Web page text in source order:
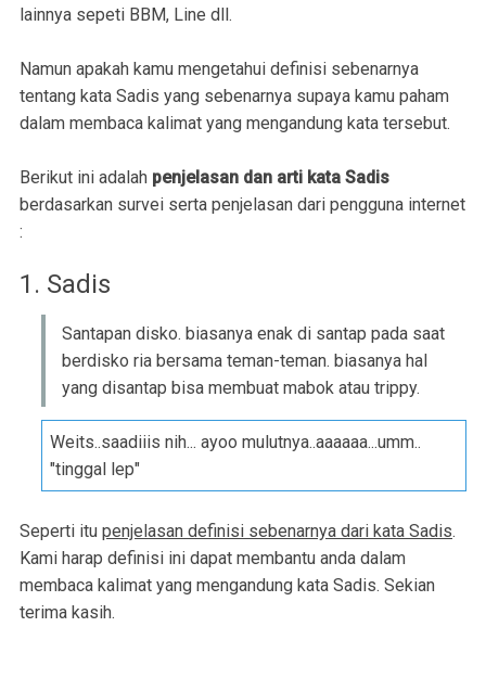
lainnya sepeti BBM, Line dll.
Namun apakah kamu mengetahui definisi sebenarnya
tentang kata Sadis yang sebenarnya supaya kamu paham
dalam membaca kalimat yang mengandung kata tersebut.
Berikut ini adalah penjelasan dan arti kata Sadis
berdasarkan survei serta penjelasan dari pengguna internet
:
1. Sadis
Santapan disko. biasanya enak di santap pada saat
berdisko ria bersama teman-teman. biasanya hal
yang disantap bisa membuat mabok atau trippy.
Weits..saadiiis nih... ayoo mulutnya..aaaaaa...umm..
"tinggal lep"
Seperti itu penjelasan definisi sebenarnya dari kata Sadis.
Kami harap definisi ini dapat membantu anda dalam
membaca kalimat yang mengandung kata Sadis. Sekian
terima kasih.